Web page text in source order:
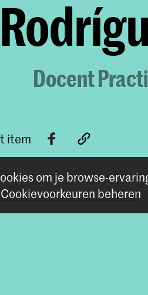
Docent
item
om je browse-
Cookievoorkeuren beheren